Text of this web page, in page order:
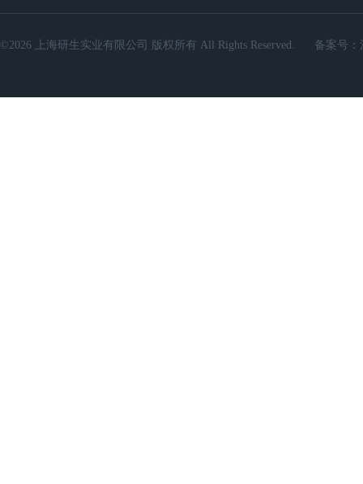
©2026 上海研生实业有限公司 版权所有 All Rights Reserved. 备案号：